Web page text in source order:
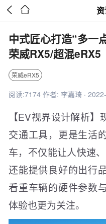
  资
中式匠心打造“多一
荣威RX5/超混eRX5
荣威eRX5
阅读:7174 作者: 李嘉琦 ·
【EV视界设计解析
交通工具，更是生活
车，不仅能让人快速
还能提供良好的出行
看重车辆的硬件参数
体验也更为关注。